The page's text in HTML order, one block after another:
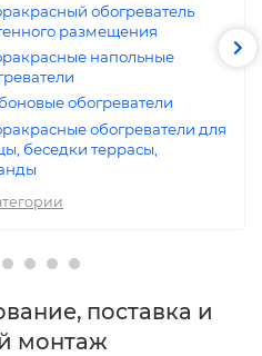
обогреватель
размещения
напольные
обогреватели
обогреватели для
беседки террасы,
поставка и
монтаж